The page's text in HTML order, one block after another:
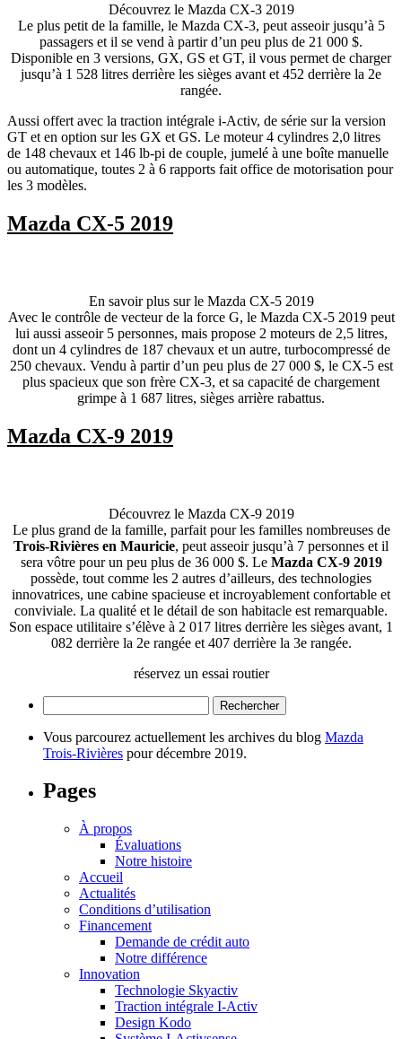
Découvrez le Mazda CX-3 2019
Le plus petit de la famille, le Mazda CX-3, peut asseoir jusqu’à 5
passagers et il se vend à partir d’un peu plus de 21 000 $.
Disponible en 3 versions, GX, GS et GT, il vous permet de charger
jusqu’à 1 528 litres derrière les sièges avant et 452 derrière la 2e
rangée.
Aussi offert avec la traction intégrale i-Activ, de série sur la version
GT et en option sur les GX et GS. Le moteur 4 cylindres 2,0 litres
de 148 chevaux et 146 lb-pi de couple, jumelé à une boîte manuelle
ou automatique, toutes 2 à 6 rapports fait office de motorisation pour
les 3 modèles.
Mazda CX-5 2019
En savoir plus sur le Mazda CX-5 2019
Avec le contrôle de vecteur de la force G, le Mazda CX-5 2019 peut
lui aussi asseoir 5 personnes, mais propose 2 moteurs de 2,5 litres,
dont un 4 cylindres de 187 chevaux et un autre, turbocompressé de
250 chevaux. Vendu à partir d’un peu plus de 27 000 $, le CX-5 est
plus spacieux que son frère CX-3, et sa capacité de chargement
grimpe à 1 687 litres, sièges arrière rabattus.
Mazda CX-9 2019
Découvrez le Mazda CX-9 2019
Le plus grand de la famille, parfait pour les familles nombreuses de
Trois-Rivières en Mauricie, peut asseoir jusqu’à 7 personnes et il
sera vôtre pour un peu plus de 36 000 $. Le Mazda CX-9 2019
possède, tout comme les 2 autres d’ailleurs, des technologies
innovatrices, une cabine spacieuse et incroyablement confortable et
conviviale. La qualité et le détail de son habitacle est remarquable.
Son espace utilitaire s’élève à 2 017 litres derrière les sièges avant, 1
082 derrière la 2e rangée et 407 derrière la 3e rangée.
réservez un essai routier
Vous parcourez actuellement les archives du blog Mazda
Trois-Rivières pour décembre 2019.
Pages
À propos
Évaluations
Notre histoire
Accueil
Actualités
Conditions d’utilisation
Financement
Demande de crédit auto
Notre différence
Innovation
Technologie Skyactiv
Traction intégrale I-Activ
Design Kodo